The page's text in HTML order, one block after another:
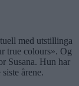
med utstillinga
true colours». Og
Susana. Hun har
årene.